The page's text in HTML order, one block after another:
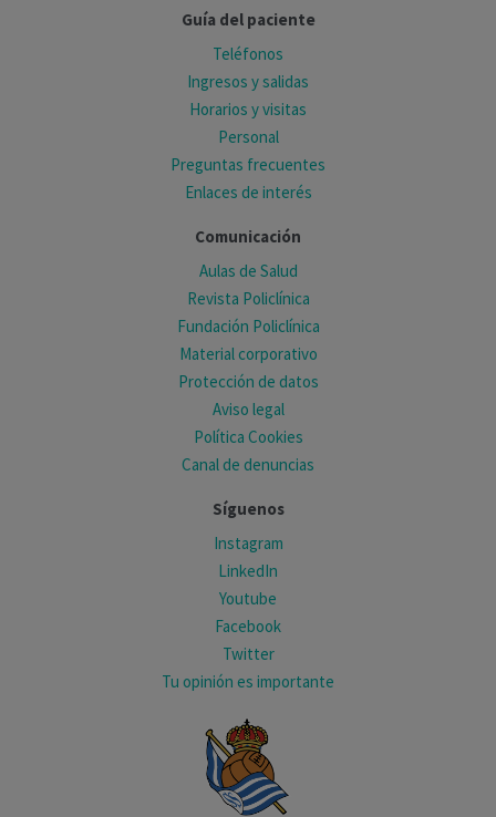
Guía del paciente
Teléfonos
Ingresos y salidas
Horarios y visitas
Personal
Preguntas frecuentes
Enlaces de interés
Comunicación
Aulas de Salud
Revista Policlínica
Fundación Policlínica
Material corporativo
Protección de datos
Aviso legal
Política Cookies
Canal de denuncias
Síguenos
Instagram
LinkedIn
Youtube
Facebook
Twitter
Tu opinión es importante